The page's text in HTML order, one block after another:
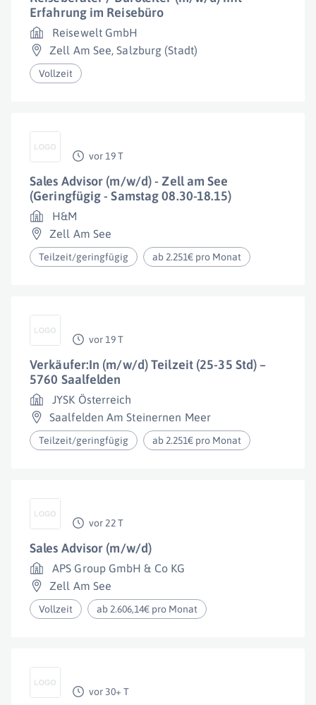
Erfahrung im Reisebüro
Reisewelt GmbH
Zell Am See,Salzburg (Stadt)
Vollzeit
vor 19 T
Sales Advisor (m/w/d) - Zell am See
(Geringfügig - Samstag 08.30-18.15)
H&M
Zell Am See
Teilzeit/geringfügig ab 2.251€ pro Monat
vor 19 T
Verkäufer:In (m/w/d) Teilzeit (25-35 Std) –
5760 Saalfelden
JYSK Österreich
Saalfelden Am Steinernen Meer
Teilzeit/geringfügig ab 2.251€ pro Monat
vor 22 T
Sales Advisor (m/w/d)
APS Group GmbH & Co KG
Zell Am See
Vollzeit ab 2.606,14€ pro Monat
vor 30+ T